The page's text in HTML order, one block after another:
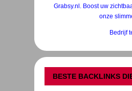
Grabsy.nl. Boost uw
onze
Bedrijf
BESTE BACKLINKS